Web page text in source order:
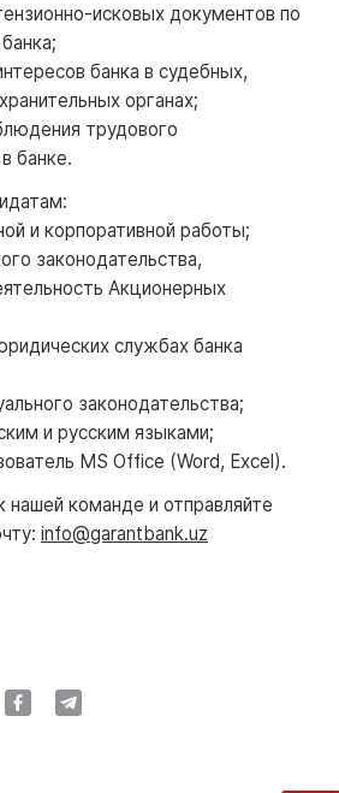
исковых документов по
банка в судебных,
органах;
трудового
банке.
и корпоративной работы;
законодательства,
Акционерных
службах банка
законодательства;
и русским языками;
MS Office (Word, Excel).
нашей команде и отправляйте
info@garantbank.uz